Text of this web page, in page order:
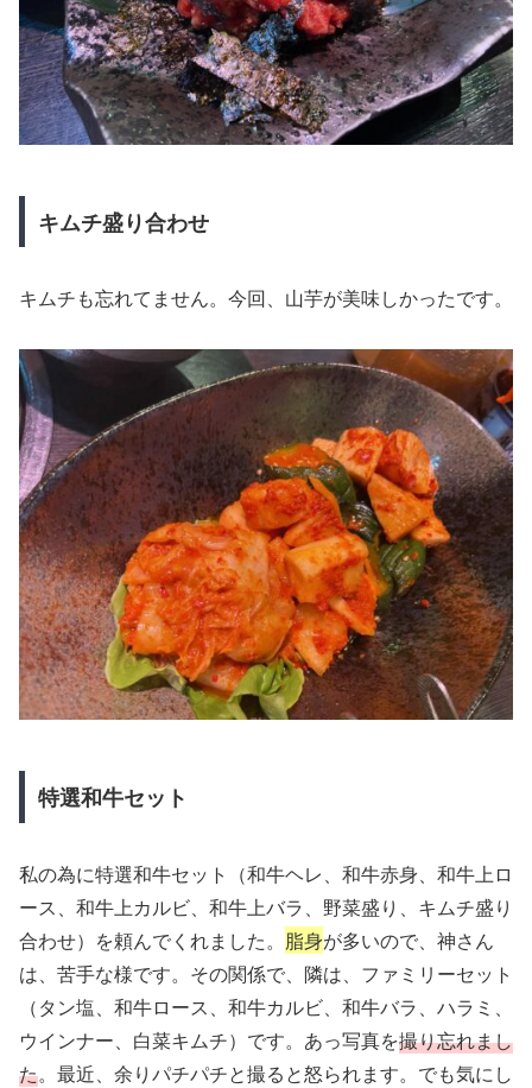
キムチ盛り合わせ
キムチも忘れてません。今回、山芋が美味しかったです。
特選和牛セット
私の為に特選和牛セット（和牛ヘレ、和牛赤身、和牛上ロ
ース、和牛上カルビ、和牛上バラ、野菜盛り、キムチ盛り
合わせ）を頼んでくれました。 脂身が多いので、神さん
は、苦手な様です。その関係で、隣は、ファミリーセット
（タン塩、和牛ロース、和牛カルビ、和牛バラ、ハラミ、
ウインナー、白菜キムチ）です。あっ写真を撮り忘れまし
た。最近、余りパチパチと撮ると怒られます。でも気にし